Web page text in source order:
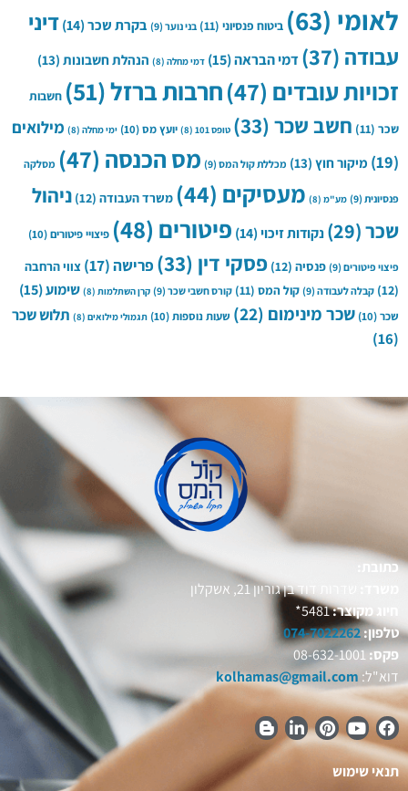
לאומי(63) ביטוח פנסיוני(11) בני נוער(9) בקרת שכר(14)
דיני
עבודה(37) דמי הבראה(15) דמי מחלה(8) הנהלת חשבונות(13)
זכויות עובדים(47) חרבות ברזל(51)
חשבות
שכר(11) חשב שכר(33) טופס 101 (8) יועץ מס(10) ימי מחלה(8)
מילואים
מיקור חוץ(13) מכללת קול המס(9) מס הכנסה(47) מסלקה
פנסיונית(9) מע"מ(8) מעסיקים(44) משרד העבודה(12)
ניהול
שכר(29) נקודות זיכוי(14) פיטורים(48) פיצויי פיטורים(10)
פיצוי פיטורים(9) פנסיה(12) פסקי דין(33) פרישה(17)
צווי הרחבה
קבלה לעבודה(9) קול המס(11) קורס חשבי שכר(9) קרן השתלמות(8) שימוע(15)
שכר(10) שכר מינימום(22) שעות נוספות(10) תגמולי מילואים(8)
תלוש שכר
כתובת:
משרד:
שדרות דוד בן גוריון 21, אשקלון
חיוג מקוצר:5481*
טלפון:074-7022262
פקס:08-632-1001
דוא"ל:kolhamas@gmail.com
תנאי שימוש